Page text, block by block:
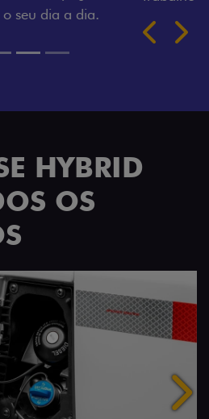
HOMOLOGADA
HYBRID
OS